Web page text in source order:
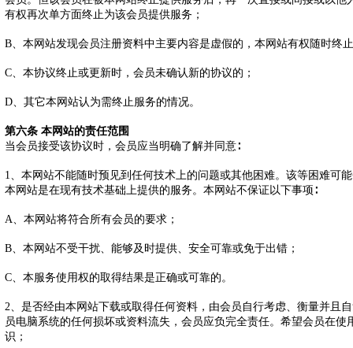
有权再次单方面终止为该会员提供服务；
B、本网站发现会员注册资料中主要内容是虚假的，本网站有权随时终
C、本协议终止或更新时，会员未确认新的协议的；
D、其它本网站认为需终止服务的情况。
第六条 本网站的责任范围
当会员接受该协议时，会员应当明确了解并同意∶
1、本网站不能随时预见到任何技术上的问题或其他困难。该等困难可
本网站是在现有技术基础上提供的服务。本网站不保证以下事项∶
A、本网站将符合所有会员的要求；
B、本网站不受干扰、能够及时提供、安全可靠或免于出错；
C、本服务使用权的取得结果是正确或可靠的。
2、是否经由本网站下载或取得任何资料，由会员自行考虑、衡量并且
员电脑系统的任何损坏或资料流失，会员应负完全责任。希望会员在使
识；